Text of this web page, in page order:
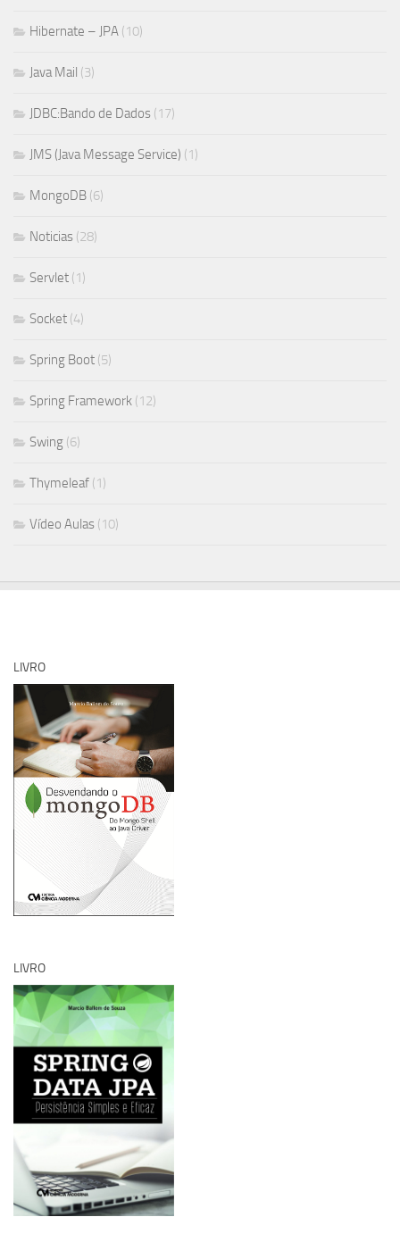
Hibernate – JPA (10)
Java Mail (3)
JDBC:Bando de Dados (17)
JMS (Java Message Service) (1)
MongoDB (6)
Noticias (28)
Servlet (1)
Socket (4)
Spring Boot (5)
Spring Framework (12)
Swing (6)
Thymeleaf (1)
Vídeo Aulas (10)
LIVRO
LIVRO